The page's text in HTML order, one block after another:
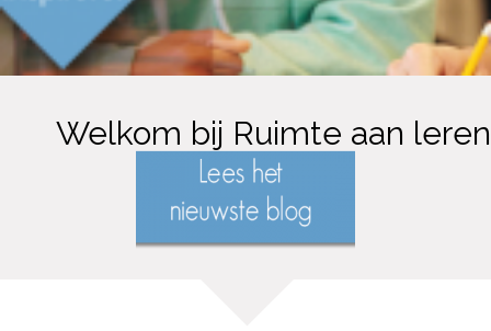
Welkom bij Ruimte aan leren